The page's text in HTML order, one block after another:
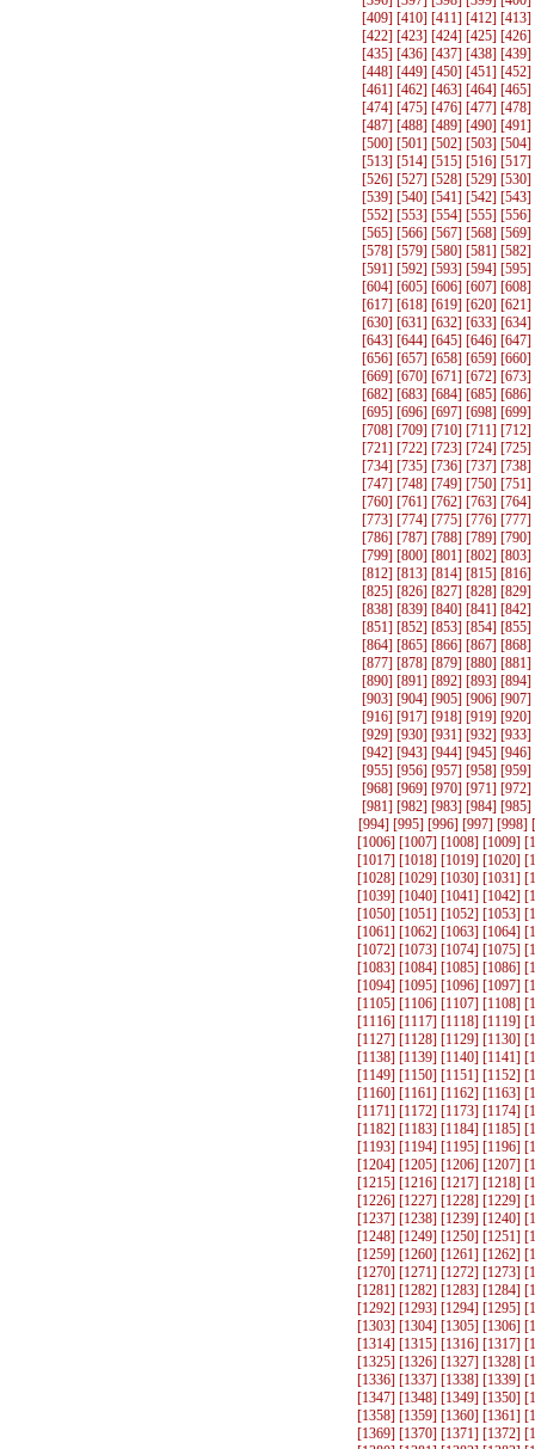
[409] [410] [411] [412] [413]
[422] [423] [424] [425] [426]
[435] [436] [437] [438] [439]
[448] [449] [450] [451] [452]
[461] [462] [463] [464] [465]
[474] [475] [476] [477] [478]
[487] [488] [489] [490] [491]
[500] [501] [502] [503] [504]
[513] [514] [515] [516] [517]
[526] [527] [528] [529] [530]
[539] [540] [541] [542] [543]
[552] [553] [554] [555] [556]
[565] [566] [567] [568] [569]
[578] [579] [580] [581] [582]
[591] [592] [593] [594] [595]
[604] [605] [606] [607] [608]
[617] [618] [619] [620] [621]
[630] [631] [632] [633] [634]
[643] [644] [645] [646] [647]
[656] [657] [658] [659] [660]
[669] [670] [671] [672] [673]
[682] [683] [684] [685] [686]
[695] [696] [697] [698] [699]
[708] [709] [710] [711] [712]
[721] [722] [723] [724] [725]
[734] [735] [736] [737] [738]
[747] [748] [749] [750] [751]
[760] [761] [762] [763] [764]
[773] [774] [775] [776] [777]
[786] [787] [788] [789] [790]
[799] [800] [801] [802] [803]
[812] [813] [814] [815] [816]
[825] [826] [827] [828] [829]
[838] [839] [840] [841] [842]
[851] [852] [853] [854] [855]
[864] [865] [866] [867] [868]
[877] [878] [879] [880] [881]
[890] [891] [892] [893] [894]
[903] [904] [905] [906] [907]
[916] [917] [918] [919] [920]
[929] [930] [931] [932] [933]
[942] [943] [944] [945] [946]
[955] [956] [957] [958] [959]
[968] [969] [970] [971] [972]
[981] [982] [983] [984] [985]
[994] [995] [996] [997] [998] [
[1006] [1007] [1008] [1009] [
[1017] [1018] [1019] [1020] [
[1028] [1029] [1030] [1031] [
[1039] [1040] [1041] [1042] [
[1050] [1051] [1052] [1053] [
[1061] [1062] [1063] [1064] [
[1072] [1073] [1074] [1075] [
[1083] [1084] [1085] [1086] [
[1094] [1095] [1096] [1097] [
[1105] [1106] [1107] [1108] [
[1116] [1117] [1118] [1119] [
[1127] [1128] [1129] [1130] [
[1138] [1139] [1140] [1141] [
[1149] [1150] [1151] [1152] [
[1160] [1161] [1162] [1163] [
[1171] [1172] [1173] [1174] [
[1182] [1183] [1184] [1185] [
[1193] [1194] [1195] [1196] [
[1204] [1205] [1206] [1207] [
[1215] [1216] [1217] [1218] [
[1226] [1227] [1228] [1229] [
[1237] [1238] [1239] [1240] [
[1248] [1249] [1250] [1251] [
[1259] [1260] [1261] [1262] [
[1270] [1271] [1272] [1273] [
[1281] [1282] [1283] [1284] [
[1292] [1293] [1294] [1295] [
[1303] [1304] [1305] [1306] [
[1314] [1315] [1316] [1317] [
[1325] [1326] [1327] [1328] [
[1336] [1337] [1338] [1339] [
[1347] [1348] [1349] [1350] [
[1358] [1359] [1360] [1361] [
[1369] [1370] [1371] [1372] [